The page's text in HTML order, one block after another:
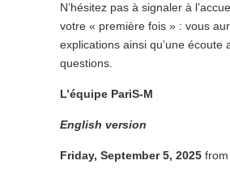
N’hésitez pas à signaler à
votre « première fois » : vous
explications ainsi qu’une écoute
questions.
L’équipe PariS-M
English version
Friday, September 5, 2025 from